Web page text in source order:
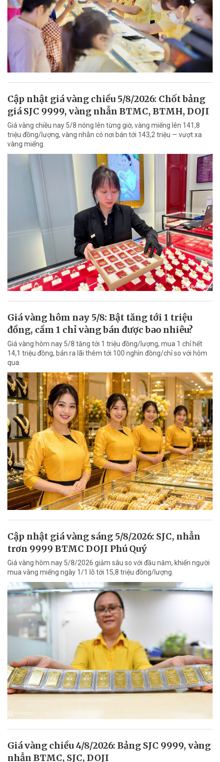
Cập nhật giá vàng chiều 5/8/2026: Chốt bảng
giá SJC 9999, vàng nhẫn BTMC, BTMH, DOJI
Giá vàng chiều nay 5/8 nóng lên từng giờ, vàng miếng lên 141,8
triệu đồng/lượng, vàng nhẫn có nơi bán tới 143,2 triệu — vượt xa
vàng miếng.
Giá vàng hôm nay 5/8: Bật tăng tới 1 triệu
đồng, cầm 1 chỉ vàng bán được bao nhiêu?
Giá vàng hôm nay 5/8 tăng tới 1 triệu đồng/lượng, mua 1 chỉ hết
14,1 triệu đồng, bán ra lãi thêm tới 100 nghìn đồng/chỉ so với hôm
qua.
Cập nhật giá vàng sáng 5/8/2026: SJC, nhẫn
trơn 9999 BTMC DOJI Phú Quý
Giá vàng hôm nay 5/8/2026 giảm sâu so với đầu năm, khiến người
mua vàng miếng ngày 1/1 lỗ tới 15,8 triệu đồng/lượng.
Giá vàng chiều 4/8/2026: Bảng SJC 9999, vàng
nhẫn BTMC, SJC, DOJI